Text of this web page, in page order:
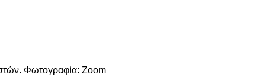
Φωτογραφία: Zoom